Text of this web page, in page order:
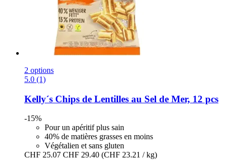
2 options
5.0 (1)
Kelly´s Chips de Lentilles au Sel de Mer, 12 pcs
-15%
Pour un apéritif plus sain
40% de matières grasses en moins
Végétalien et sans gluten
CHF 25.07 CHF 29.40 (CHF 23.21 / kg)